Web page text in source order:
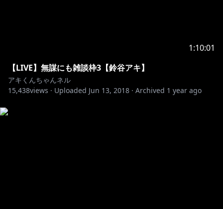
1:10:01
【LIVE】無謀にも雑談枠3【鈴谷アキ】
アキくんちゃんネル
15,438views · Uploaded Jun 13, 2018 · Archived 1 year ago